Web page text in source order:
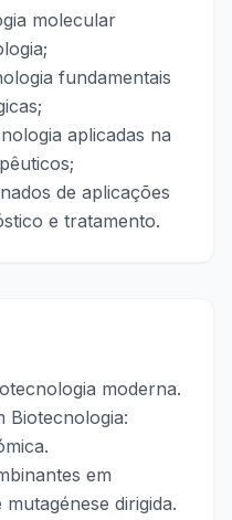
molecular
fundamentais
aplicadas na
de aplicações
e tratamento.
moderna.
Biotecnologia:
em
dirigida.